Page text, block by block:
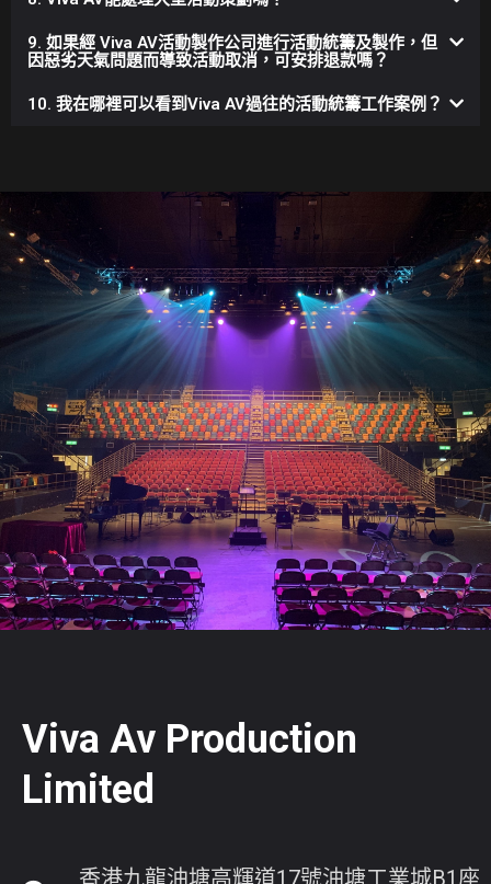
9. 如果經 Viva AV活動製作公司進行活動統籌及製作，但
因惡劣天氣問題而導致活動取消，可安排退款嗎？
10. 我在哪裡可以看到Viva AV過往的活動統籌工作案例？
Viva Av Production
Limited
香港九龍油塘高輝道17號油塘工業城B1座